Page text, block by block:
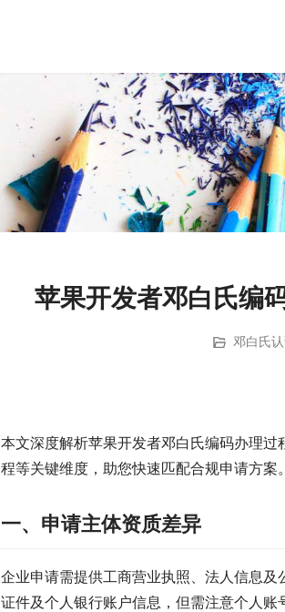
苹果开发者邓白氏编
邓白氏
本文深度解析苹果开发者邓白氏编码办理
程等关键维度，助您快速匹配合规申请方案。
一、申请主体资质差异
企业申请需提供工商营业执照、法人信息
证件及个人银行账户信息，但需注意个人账